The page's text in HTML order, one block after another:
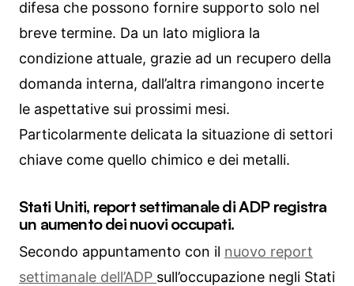
difesa che possono fornire supporto solo nel
breve termine. Da un lato migliora la
condizione attuale, grazie ad un recupero della
domanda interna, dall’altra rimangono incerte
le aspettative sui prossimi mesi.
Particolarmente delicata la situazione di settori
chiave come quello chimico e dei metalli.
Stati Uniti, report settimanale di ADP registra
un aumento dei nuovi occupati.
Secondo appuntamento con il nuovo report
settimanale dell’ADP sull’occupazione negli Stati